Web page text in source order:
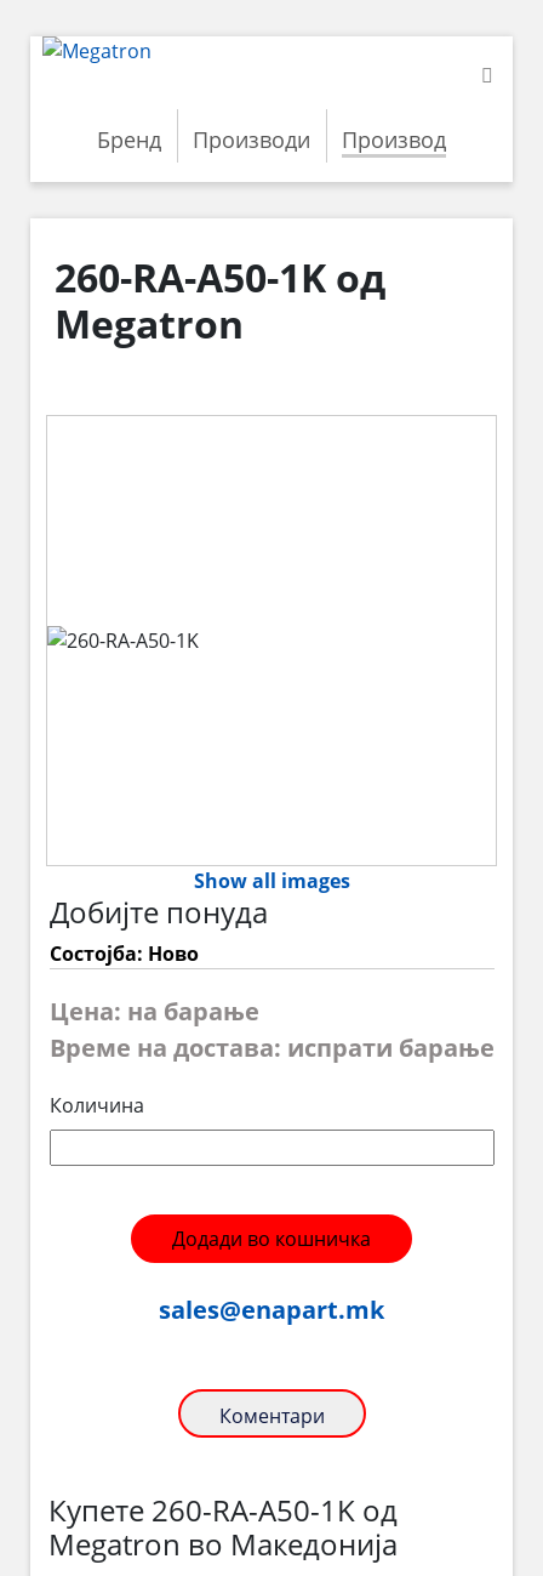
Бренд Производи Производ
260-RA-A50-1K од
Megatron
Show all images
Добијте понуда
Состојба: Ново
Цена: на барање
Време на достава: испрати барање
Количина
Додади во кошничка
sales@enapart.mk
Коментари
Купете 260-RA-A50-1K од
Megatron во Македонија